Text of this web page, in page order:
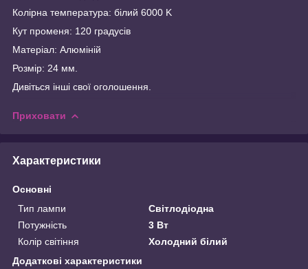
Колірна температура: білий 6000 K
Кут променя: 120 градусів
Матеріал: Алюміній
Розмір: 24 мм.
Дивіться інші свої оголошення.
Приховати
Характеристики
Основні
Тип лампи
Світлодіодна
Потужність
3 Вт
Колір світіння
Холодний білий
Додаткові характеристики